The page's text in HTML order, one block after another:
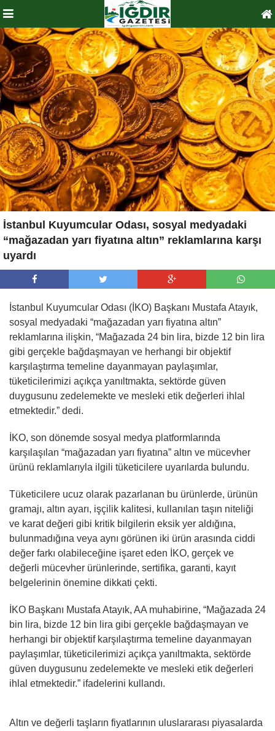
İstanbul Kuyumcular Odası, sosyal medyadaki
“mağazadan yarı fiyatına altın” reklamlarına karşı
uyardı
İstanbul Kuyumcular Odası (İKO) Başkanı Mustafa Atayık,
sosyal medyadaki “mağazadan yarı fiyatına altın”
reklamlarına ilişkin, “Mağazada 24 bin lira, bizde 12 bin lira
gibi gerçekle bağdaşmayan ve herhangi bir objektif
karşılaştırma temeline dayanmayan paylaşımlar,
tüketicilerimizi açıkça yanıltmakta, sektörde güven
duygusunu zedelemekte ve mesleki etik değerleri ihlal
etmektedir.” dedi.
İKO, son dönemde sosyal medya platformlarında
karşılaşılan “mağazadan yarı fiyatına” altın ve mücevher
ürünü reklamlarıyla ilgili tüketicilere uyarılarda bulundu.
Tüketicilere ucuz olarak pazarlanan bu ürünlerde, ürünün
gramajı, altın ayarı, işçilik kalitesi, kullanılan taşın niteliği
ve karat değeri gibi kritik bilgilerin eksik yer aldığına,
bulunmadığına veya aynı görünen iki ürün arasında ciddi
değer farkı olabileceğine işaret eden İKO, gerçek ve
değerli mücevher ürünlerinde, sertifika, garanti, kayıt
belgelerinin önemine dikkati çekti.
İKO Başkanı Mustafa Atayık, AA muhabirine, “Mağazada 24
bin lira, bizde 12 bin lira gibi gerçekle bağdaşmayan ve
herhangi bir objektif karşılaştırma temeline dayanmayan
paylaşımlar, tüketicilerimizi açıkça yanıltmakta, sektörde
güven duygusunu zedelemekte ve mesleki etik değerleri
ihlal etmektedir.” ifadelerini kullandı.
Altın ve değerli taşların fiyatlarının uluslararası piyasalarda